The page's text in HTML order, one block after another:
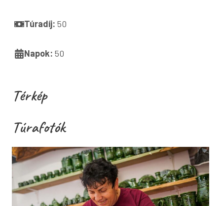
Túradíj: 50
Napok: 50
Térkép
Túrafotók